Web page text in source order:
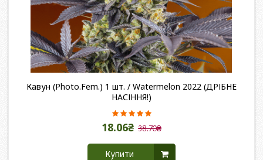
Кавун (Photo.Fem.) 1 шт. / Watermelon 2022 (ДРІБНЕ
НАСІННЯ!)
18.06₴ 38.70₴
Купити